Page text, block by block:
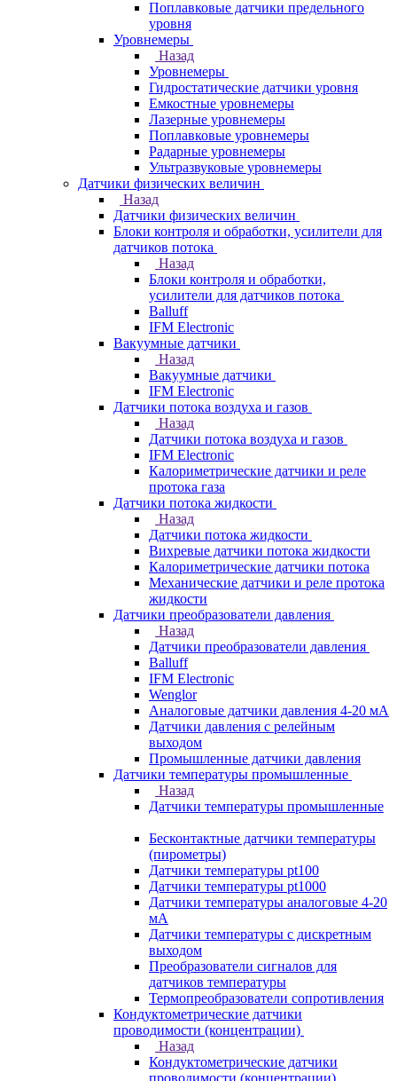
Поплавковые датчики предельного
уровня
Уровнемеры
Назад
Уровнемеры
Гидростатические датчики уровня
Емкостные уровнемеры
Лазерные уровнемеры
Поплавковые уровнемеры
Радарные уровнемеры
Ультразвуковые уровнемеры
Датчики физических величин
Назад
Датчики физических величин
Блоки контроля и обработки, усилители для
датчиков потока
Назад
Блоки контроля и обработки,
усилители для датчиков потока
Balluff
IFM Electronic
Вакуумные датчики
Назад
Вакуумные датчики
IFM Electronic
Датчики потока воздуха и газов
Назад
Датчики потока воздуха и газов
IFM Electronic
Калориметрические датчики и реле
протока газа
Датчики потока жидкости
Назад
Датчики потока жидкости
Вихревые датчики потока жидкости
Калориметрические датчики потока
Механические датчики и реле протока
жидкости
Датчики преобразователи давления
Назад
Датчики преобразователи давления
Balluff
IFM Electronic
Wenglor
Аналоговые датчики давления 4-20 мА
Датчики давления с релейным
выходом
Промышленные датчики давления
Датчики температуры промышленные
Назад
Датчики температуры промышленные
Бесконтактные датчики температуры
(пирометры)
Датчики температуры pt100
Датчики температуры pt1000
Датчики температуры аналоговые 4-20
мА
Датчики температуры с дискретным
выходом
Преобразователи сигналов для
датчиков температуры
Термопреобразователи сопротивления
Кондуктометрические датчики
проводимости (концентрации)
Назад
Кондуктометрические датчики